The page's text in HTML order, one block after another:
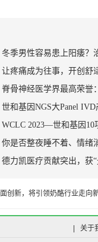
冬季男性容易患上阳痿？
让疼痛成为往事，开创
脊骨神经医学界最高荣誉
世和基因NGS大Panel
WCLC 2023—世和基因10
你是否整夜睡不着、情绪
德力凯医疗贡献突出，获
创新，将引领奶酪行业走向
关于